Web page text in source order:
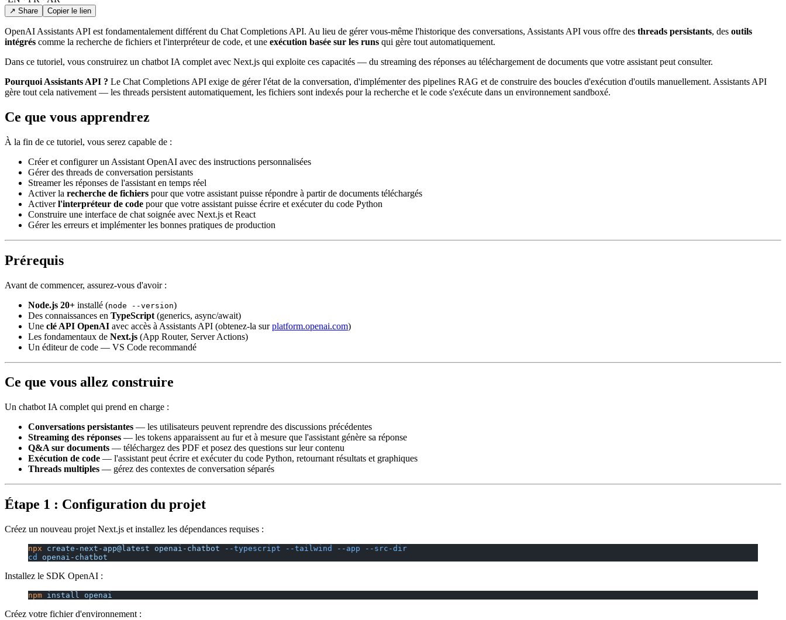
↗ Share Copier le lien
OpenAI Assistants API est fondamentalement différent du Chat Completions API. Au lieu de gérer vous-même l'historique des conversations, Assistants API vous offre des threads persistants, des outils
intégrés comme la recherche de fichiers et l'interpréteur de code, et une exécution basée sur les runs qui gère tout automatiquement.
Dans ce tutoriel, vous construirez un chatbot IA complet avec Next.js qui exploite ces capacités — du streaming des réponses au téléchargement de documents que votre assistant peut consulter.
Pourquoi Assistants API ? Le Chat Completions API exige de gérer l'état de la conversation, d'implémenter des pipelines RAG et de construire des boucles d'exécution d'outils manuellement. Assistants API
gère tout cela nativement — les threads persistent automatiquement, les fichiers sont indexés pour la recherche et le code s'exécute dans un environnement sandboxé.
Ce que vous apprendrez
À la fin de ce tutoriel, vous serez capable de :
Créer et configurer un Assistant OpenAI avec des instructions personnalisées
Gérer des threads de conversation persistants
Streamer les réponses de l'assistant en temps réel
Activer la recherche de fichiers pour que votre assistant puisse répondre à partir de documents téléchargés
Activerl'interpréteur de code pour que votre assistant puisse écrire et exécuter du code Python
Construire une interface de chat soignée avec Next.js et React
Gérer les erreurs et implémenter les bonnes pratiques de production
Prérequis
Avant de commencer, assurez-vous d'avoir :
Node.js 20+ installé (node --version)
Des connaissances en TypeScript (generics, async/await)
Une clé API OpenAI avec accès à Assistants API (obtenez-la surplatform.openai.com)
Les fondamentaux de Next.js (App Router, Server Actions)
Un éditeur de code — VS Code recommandé
Ce que vous allez construire
Un chatbot IA complet qui prend en charge :
Conversations persistantes — les utilisateurs peuvent reprendre des discussions précédentes
Streaming des réponses — les tokens apparaissent au fur et à mesure que l'assistant génère sa réponse
Q&A sur documents — téléchargez des PDF et posez des questions sur leur contenu
Exécution de code — l'assistant peut écrire et exécuter du code Python, retournant résultats et graphiques
Threads multiples — gérez des contextes de conversation séparés
Étape 1 : Configuration du projet
Créez un nouveau projet Next.js et installez les dépendances requises :
npx create-next-app@latest openai-chatbot --typescript --tailwind --app --src-dir
cd
openai-chatbot
Installez le SDK OpenAI :
npm install openai
Créez votre fichier d'environnement :